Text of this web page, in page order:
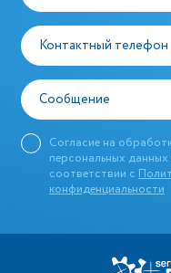
Контактный телефон
Сообщение
Согласие на
персональных данных
соответствии с
конфиденциальности